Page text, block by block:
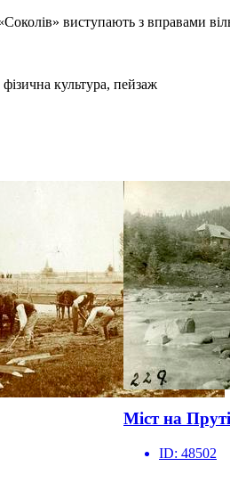
виступають з вправами
культура, пейзаж
Міст на Пруті
ID: 48502